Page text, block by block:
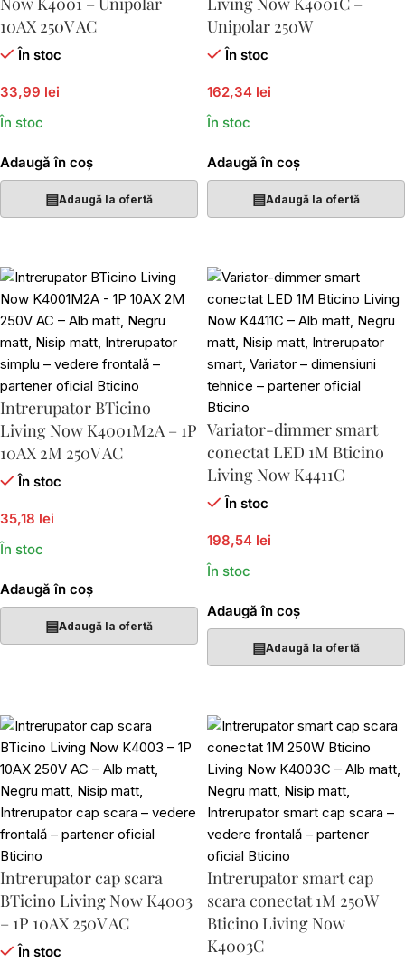
10AX 250V AC
În stoc
33,99 lei
În stoc
Adaugă în coș
▤Adaugă la ofertă
Unipolar 250W
În stoc
162,34 lei
În stoc
Adaugă în coș
▤Adaugă la ofertă
Intrerupator BTicino
Living Now K4001M2A – 1P
10AX 2M 250V AC
În stoc
35,18 lei
În stoc
Adaugă în coș
▤Adaugă la ofertă
Variator-dimmer smart
conectat LED 1M Bticino
Living Now K4411C
În stoc
198,54 lei
În stoc
Adaugă în coș
▤Adaugă la ofertă
Intrerupator cap scara
BTicino Living Now K4003
– 1P 10AX 250V AC
În stoc
Intrerupator smart cap
scara conectat 1M 250W
Bticino Living Now
K4003C